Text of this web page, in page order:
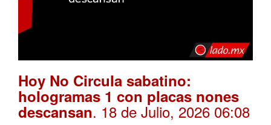
Hoy No Circula sabatino:
hologramas 1 con placas nones
descansan. 18 de Julio, 2026 06:08